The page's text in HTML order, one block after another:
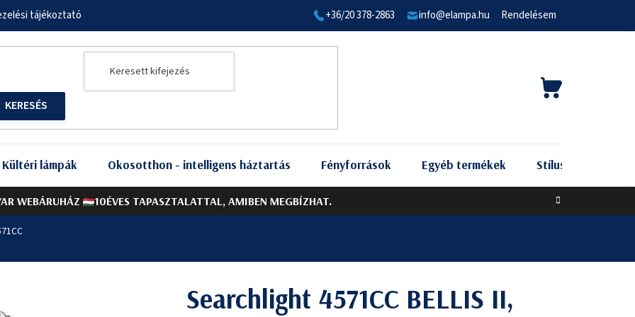
WEBÁRUHÁZ 10ÉVES TAPASZTALATTAL, AMIBEN MEGBÍZHAT.
tájékoztató +36/20 378-2863 info@elampa.hu Rendelésem
KOSÁR
Kültéri lámpák Okosotthon - intelligens háztartás Fényforrások Egyéb termékek Stílus szerint
Searchlight 4571CC BELLIS II,